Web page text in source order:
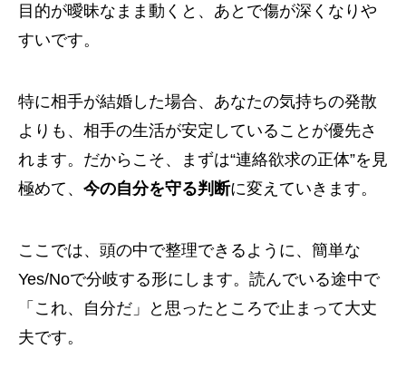
目的が曖昧なまま動くと、あとで傷が深くなりや
すいです。
特に相手が結婚した場合、あなたの気持ちの発散
よりも、相手の生活が安定していることが優先さ
れます。だからこそ、まずは“連絡欲求の正体”を見
極めて、 今の自分を守る判断に変えていきます。
ここでは、頭の中で整理できるように、簡単な
Yes/Noで分岐する形にします。読んでいる途中で
「これ、自分だ」と思ったところで止まって大丈
夫です。